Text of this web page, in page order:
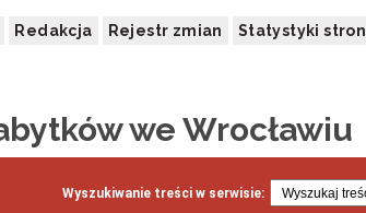
Redakcja Rejestr zmian Statystyki stron
we Wrocławiu
Wyszukiwanie treści w serwisie: